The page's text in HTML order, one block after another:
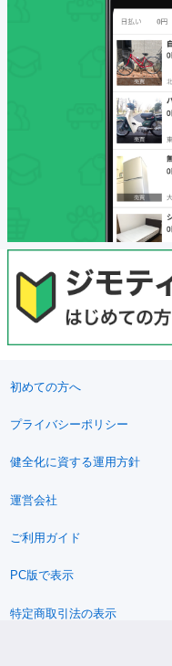
初めての方へ
プライバシーポリシー
健全化に資する運用方針
運営会社
ご利用ガイド
PC版で表示
特定商取引法の表示